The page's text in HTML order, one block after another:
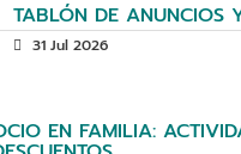
TABLÓN DE ANUNCIOS
31 Jul 2026
EN FAMILIA: